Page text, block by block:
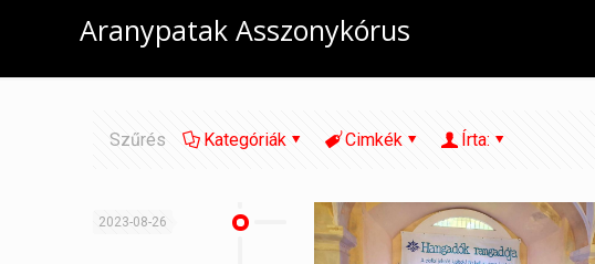
Aranypatak Asszonykórus
Szűrés Kategóriák Cimkék Írta:
2023-08-26